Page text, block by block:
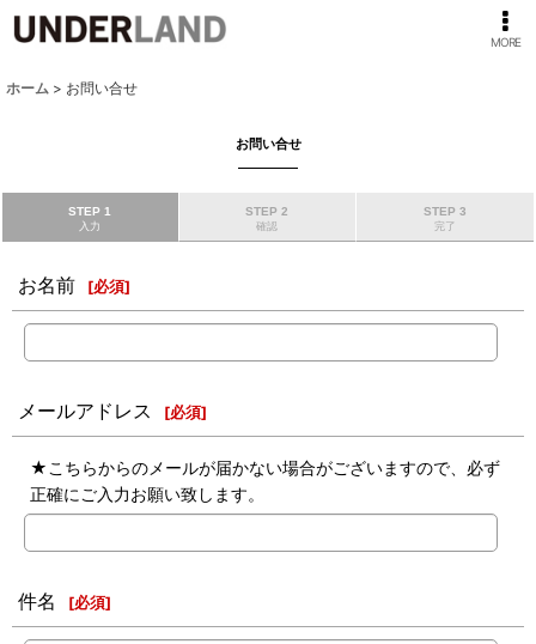
MORE
ホーム > お問い合せ
お問い合せ
STEP 1
入力
STEP 2
確認
STEP 3
完了
お名前 [必須]
メールアドレス [必須]
★こちらからのメールが届かない場合がございますので、必ず
正確にご入力お願い致します。
件名 [必須]